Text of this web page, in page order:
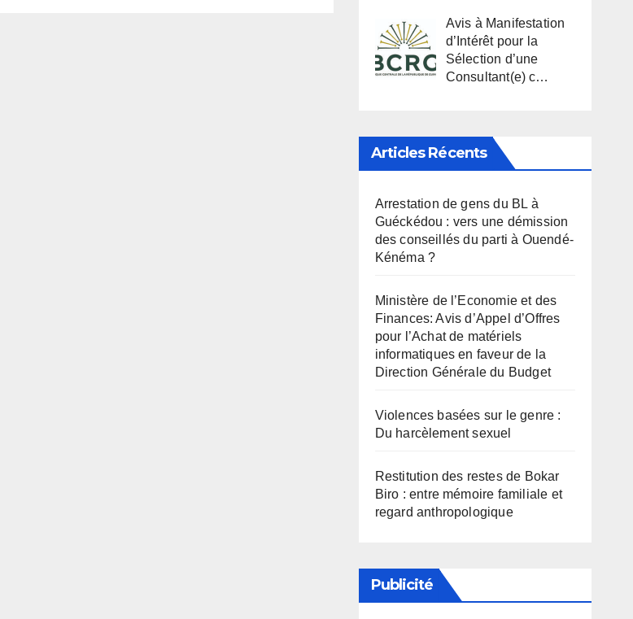
Avis à Manifestation
d’Intérêt pour la
Sélection d’une
Consultant(e) c…
Articles Récents
Arrestation de gens du BL à
Guéckédou : vers une démission
des conseillés du parti à Ouendé-
Kénéma ?
Ministère de l’Economie et des
Finances: Avis d’Appel d’Offres
pour l’Achat de matériels
informatiques en faveur de la
Direction Générale du Budget
Violences basées sur le genre :
Du harcèlement sexuel
Restitution des restes de Bokar
Biro : entre mémoire familiale et
regard anthropologique
Publicité